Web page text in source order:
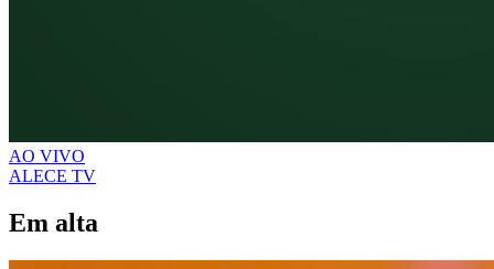
AO VIVO
ALECE TV
Em alta